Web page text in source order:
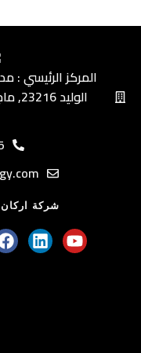
شركة اركان